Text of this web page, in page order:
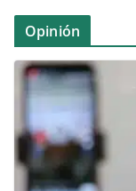
Opinión